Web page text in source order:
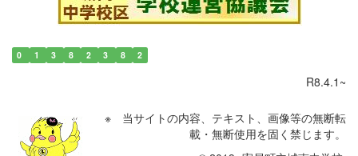
0 1 3 8 2 3 8 2
R8.4.1~
※ 当サイトの内容、テキスト、画像等の無断転
載・無断使用を固く禁じます。